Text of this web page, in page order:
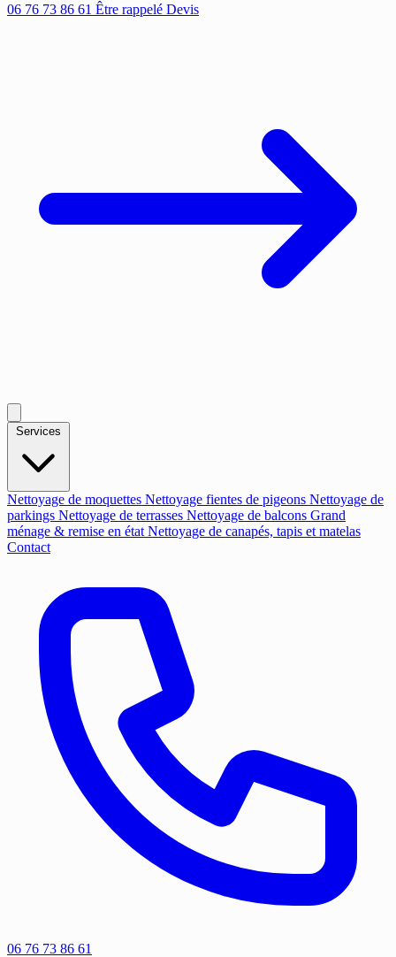
06 76 73 86 61 Être rappelé Devis
Nettoyage de moquettes Nettoyage fientes de pigeons Nettoyage de
parkings Nettoyage de terrasses Nettoyage de balcons Grand
ménage & remise en état Nettoyage de canapés, tapis et matelas
Contact
06 76 73 86 61